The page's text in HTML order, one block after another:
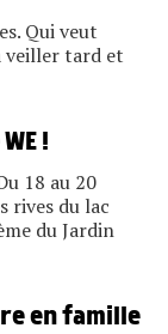
Qui veut
veiller tard et
!
18 au 20
rives du lac
du Jardin
en famille